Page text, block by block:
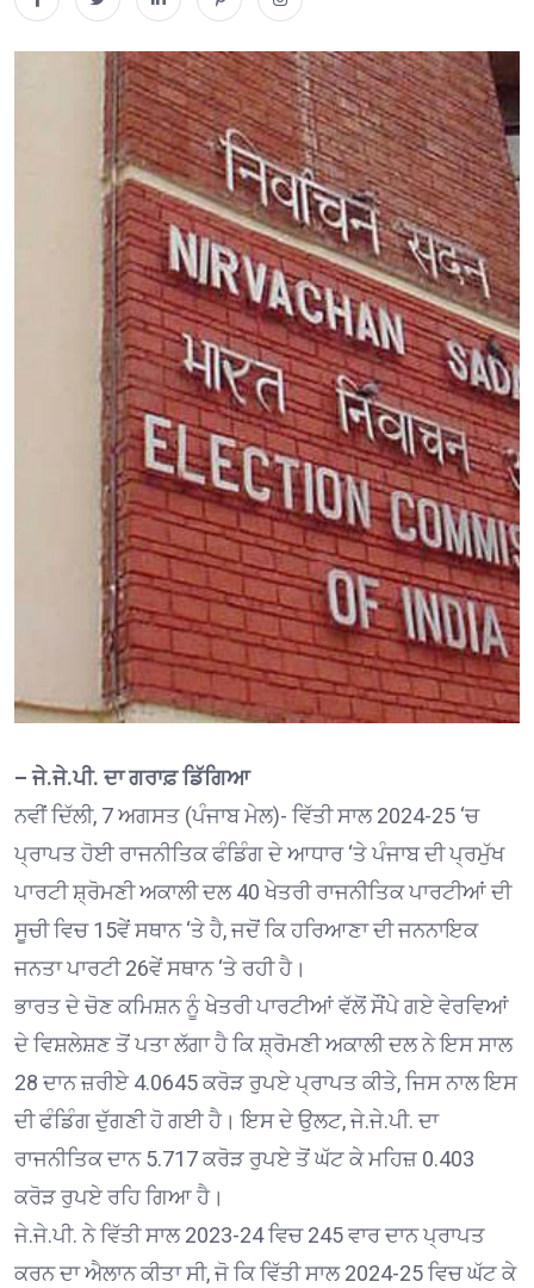
– ਜੇ.ਜੇ.ਪੀ. ਦਾ ਗਰਾਫ਼ ਡਿੱਗਿਆ
ਨਵੀਂ ਦਿੱਲੀ, 7 ਅਗਸਤ (ਪੰਜਾਬ ਮੇਲ)- ਵਿੱਤੀ ਸਾਲ 2024-25 ‘ਚ
ਪ੍ਰਾਪਤ ਹੋਈ ਰਾਜਨੀਤਿਕ ਫੰਡਿੰਗ ਦੇ ਆਧਾਰ ‘ਤੇ ਪੰਜਾਬ ਦੀ ਪ੍ਰਮੁੱਖ
ਪਾਰਟੀ ਸ਼੍ਰੋਮਣੀ ਅਕਾਲੀ ਦਲ 40 ਖੇਤਰੀ ਰਾਜਨੀਤਿਕ ਪਾਰਟੀਆਂ ਦੀ
ਸੂਚੀ ਵਿਚ 15ਵੇਂ ਸਥਾਨ ‘ਤੇ ਹੈ, ਜਦੋਂ ਕਿ ਹਰਿਆਣਾ ਦੀ ਜਨਨਾਇਕ
ਜਨਤਾ ਪਾਰਟੀ 26ਵੇਂ ਸਥਾਨ ‘ਤੇ ਰਹੀ ਹੈ।
ਭਾਰਤ ਦੇ ਚੋਣ ਕਮਿਸ਼ਨ ਨੂੰ ਖੇਤਰੀ ਪਾਰਟੀਆਂ ਵੱਲੋਂ ਸੌਂਪੇ ਗਏ ਵੇਰਵਿਆਂ
ਦੇ ਵਿਸ਼ਲੇਸ਼ਣ ਤੋਂ ਪਤਾ ਲੱਗਾ ਹੈ ਕਿ ਸ਼੍ਰੋਮਣੀ ਅਕਾਲੀ ਦਲ ਨੇ ਇਸ ਸਾਲ
28 ਦਾਨ ਜ਼ਰੀਏ 4.0645 ਕਰੋੜ ਰੁਪਏ ਪ੍ਰਾਪਤ ਕੀਤੇ, ਜਿਸ ਨਾਲ ਇਸ
ਦੀ ਫੰਡਿੰਗ ਦੁੱਗਣੀ ਹੋ ਗਈ ਹੈ। ਇਸ ਦੇ ਉਲਟ, ਜੇ.ਜੇ.ਪੀ. ਦਾ
ਰਾਜਨੀਤਿਕ ਦਾਨ 5.717 ਕਰੋੜ ਰੁਪਏ ਤੋਂ ਘੱਟ ਕੇ ਮਹਿਜ਼ 0.403
ਕਰੋੜ ਰੁਪਏ ਰਹਿ ਗਿਆ ਹੈ।
ਜੇ.ਜੇ.ਪੀ. ਨੇ ਵਿੱਤੀ ਸਾਲ 2023-24 ਵਿਚ 245 ਵਾਰ ਦਾਨ ਪ੍ਰਾਪਤ
ਕਰਨ ਦਾ ਐਲਾਨ ਕੀਤਾ ਸੀ, ਜੋ ਕਿ ਵਿੱਤੀ ਸਾਲ 2024-25 ਵਿਚ ਘੱਟ ਕੇ